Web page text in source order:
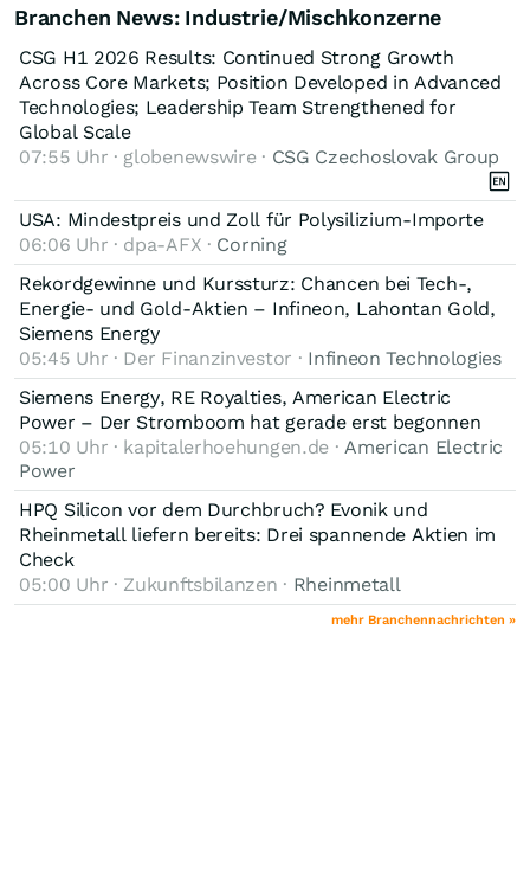
Branchen News: Industrie/Mischkonzerne
CSG H1 2026 Results: Continued Strong Growth
Across Core Markets; Position Developed in Advanced
Technologies; Leadership Team Strengthened for
Global Scale
07:55 Uhr · globenewswire · CSG Czechoslovak Group
USA: Mindestpreis und Zoll für Polysilizium-Importe
06:06 Uhr · dpa-AFX · Corning
Rekordgewinne und Kurssturz: Chancen bei Tech-,
Energie- und Gold-Aktien – Infineon, Lahontan Gold,
Siemens Energy
05:45 Uhr · Der Finanzinvestor · Infineon Technologies
Siemens Energy, RE Royalties, American Electric
Power – Der Stromboom hat gerade erst begonnen
05:10 Uhr · kapitalerhoehungen.de · American Electric
Power
HPQ Silicon vor dem Durchbruch? Evonik und
Rheinmetall liefern bereits: Drei spannende Aktien im
Check
05:00 Uhr · Zukunftsbilanzen · Rheinmetall
mehr Branchennachrichten »